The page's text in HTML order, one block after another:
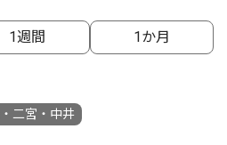
1週間 1か月
二宮・中井